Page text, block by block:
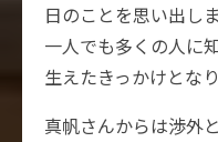
日のことを思い出し
一人でも多くの人に
生えたきっかけとな
真帆さんからは渉外